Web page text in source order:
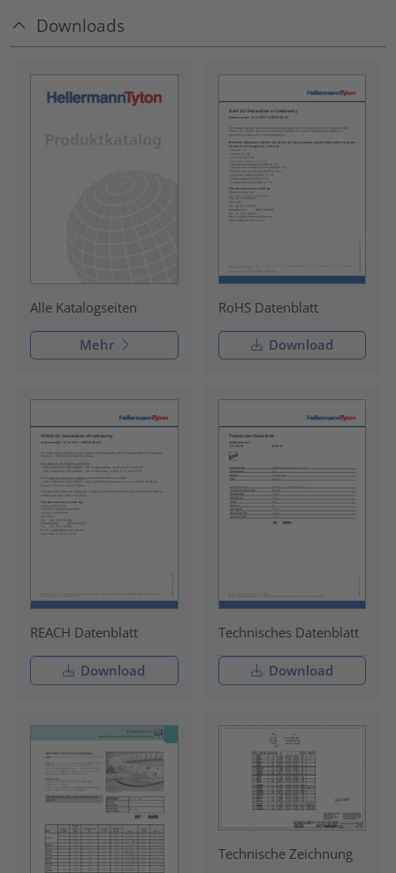
Downloads
Alle Katalogseiten
Mehr
RoHS Datenblatt
Download
REACH Datenblatt
Download
Technisches Datenblatt
Download
Technische Zeichnung